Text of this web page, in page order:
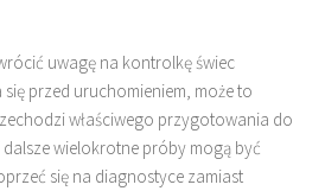
uwagę na kontrolkę świec
przed uruchomieniem, może to
właściwego przygotowania do
wielokrotne próby mogą być
się na diagnostyce zamiast